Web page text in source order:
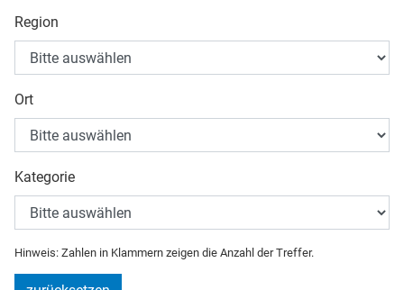
Region
Ort
Kategorie
Hinweis: Zahlen in Klammern zeigen die Anzahl der Treffer.